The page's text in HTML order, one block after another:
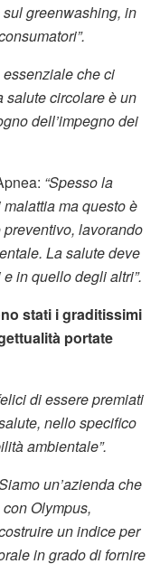
greenwashing, in
essenziale che ci
salute circolare è un
dell’impegno dei
“Spesso la
ma questo è
lavorando
La salute deve
in quello degli altri”.
stati i graditissimi
portate
di essere premiati
nello specifico
ambientale”.
un’azienda che
Olympus,
un indice per
in grado di fornire